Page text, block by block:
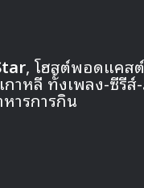
, โฮสต์พอดแคส
าหลี ทั้งเพลง-ซีรีส์
ารการกิน